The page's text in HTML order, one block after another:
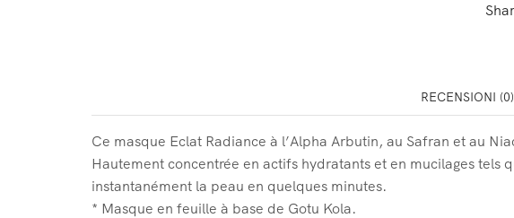
RECENSIONI (0)
Ce masque Eclat Radiance à l’Alpha Arbutin, au Safran et au
Hautement concentrée en actifs hydratants et en mucilages tels
instantanément la peau en quelques minutes.
* Masque en feuille à base de Gotu Kola.